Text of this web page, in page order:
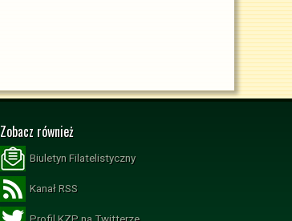
Zobacz również
Biuletyn Filatelistyczny
Kanał RSS